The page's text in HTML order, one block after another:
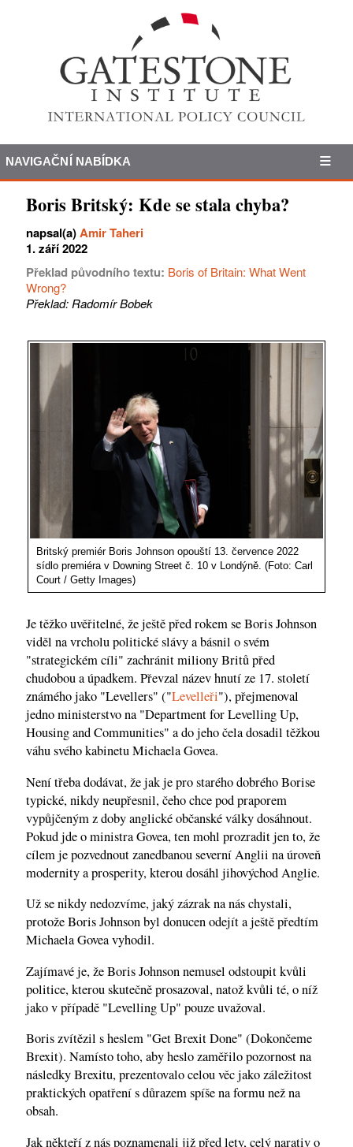
NAVIGAČNÍ NABÍDKA
Boris Britský: Kde se stala chyba?
napsal(a)Amir Taheri
1. září 2022
Překlad původního textu: Boris of Britain: What Went
Wrong?
Překlad: Radomír Bobek
Britský premiér Boris Johnson opouští 13. července 2022
sídlo premiéra v Downing Street č. 10 v Londýně. (Foto: Carl
Court / Getty Images)
Je těžko uvěřitelné, že ještě před rokem se Boris Johnson
viděl na vrcholu politické slávy a básnil o svém
"strategickém cíli" zachránit miliony Britů před
chudobou a úpadkem. Převzal název hnutí ze 17. století
známého jako "Levellers" ("Levelleři"), přejmenoval
jedno ministerstvo na "Department for Levelling Up,
Housing and Communities" a do jeho čela dosadil těžkou
váhu svého kabinetu Michaela Govea.
Není třeba dodávat, že jak je pro starého dobrého Borise
typické, nikdy neupřesnil, čeho chce pod praporem
vypůjčeným z doby anglické občanské války dosáhnout.
Pokud jde o ministra Govea, ten mohl prozradit jen to, že
cílem je pozvednout zanedbanou severní Anglii na úroveň
modernity a prosperity, kterou dosáhl jihovýchod Anglie.
Už se nikdy nedozvíme, jaký zázrak na nás chystali,
protože Boris Johnson byl donucen odejít a ještě předtím
Michaela Govea vyhodil.
Zajímavé je, že Boris Johnson nemusel odstoupit kvůli
politice, kterou skutečně prosazoval, natož kvůli té, o níž
jako v případě "Levelling Up" pouze uvažoval.
Boris zvítězil s heslem "Get Brexit Done" (Dokončeme
Brexit). Namísto toho, aby heslo zaměřilo pozornost na
následky Brexitu, prezentovalo celou věc jako záležitost
praktických opatření s důrazem spíše na formu než na
obsah.
Jak někteří z nás poznamenali již před lety, celý narativ o